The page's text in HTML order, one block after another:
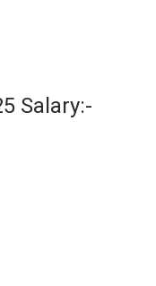
Salary:-